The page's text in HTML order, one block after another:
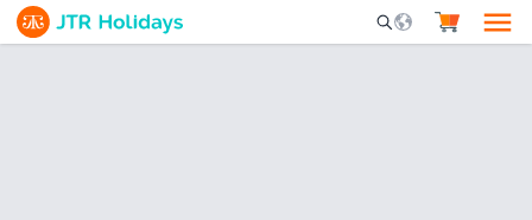
Mobile Search